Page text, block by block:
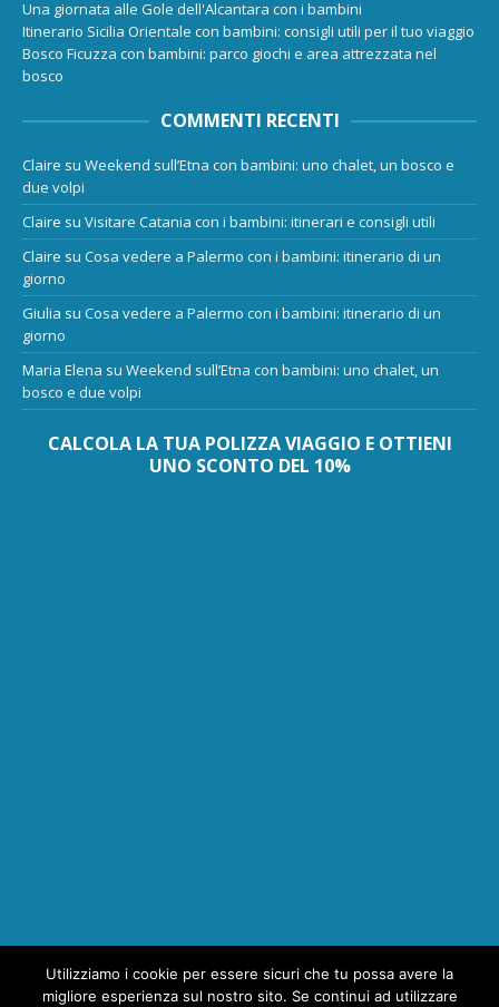
Una giornata alle Gole dell'Alcantara con i bambini
Itinerario Sicilia Orientale con bambini: consigli utili per il tuo viaggio
Bosco Ficuzza con bambini: parco giochi e area attrezzata nel
bosco
COMMENTI RECENTI
Claire su Weekend sull’Etna con bambini: uno chalet, un bosco e
due volpi
Claire su Visitare Catania con i bambini: itinerari e consigli utili
Claire su Cosa vedere a Palermo con i bambini: itinerario di un
giorno
Giulia su Cosa vedere a Palermo con i bambini: itinerario di un
giorno
Maria Elena su Weekend sull’Etna con bambini: uno chalet, un
bosco e due volpi
CALCOLA LA TUA POLIZZA VIAGGIO E OTTIENI
UNO SCONTO DEL 10%
Utilizziamo i cookie per essere sicuri che tu possa avere la
migliore esperienza sul nostro sito. Se continui ad utilizzare